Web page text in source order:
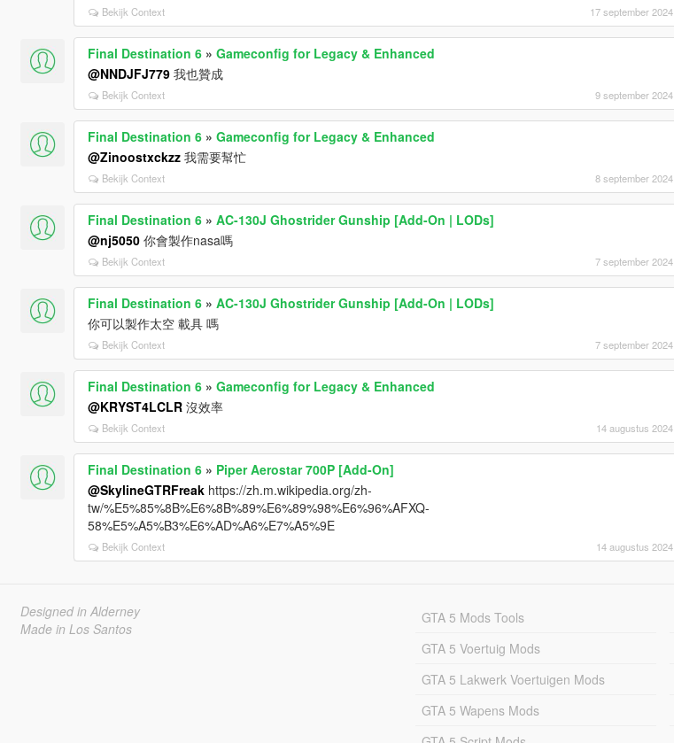
Bekijk Context 17 september 2024
Final Destination 6» Gameconfig for Legacy & Enhanced
@NNDJFJ779我也贊成
Bekijk Context 9 september 2024
Final Destination 6» Gameconfig for Legacy & Enhanced
@Zinoostxckzz我需要幫忙
Bekijk Context 8 september 2024
Final Destination 6» AC-130J Ghostrider Gunship [Add-On | LODs]
@nj5050你會製作nasa嗎
Bekijk Context 7 september 2024
Final Destination 6» AC-130J Ghostrider Gunship [Add-On | LODs]
你可以製作太空 載具 嗎
Bekijk Context 7 september 2024
Final Destination 6» Gameconfig for Legacy & Enhanced
@KRYST4LCLR沒效率
Bekijk Context 14 augustus 2024
Final Destination 6» Piper Aerostar 700P [Add-On]
@SkylineGTRFreakhttps://zh.m.wikipedia.org/zh-
tw/%E5%85%8B%E6%8B%89%E6%89%98%E6%96%AFXQ-
58%E5%A5%B3%E6%AD%A6%E7%A5%9E
Bekijk Context 14 augustus 2024
Designed in Alderney
Made in Los Santos
GTA 5 Mods Tools
GTA 5 Voertuig Mods
GTA 5 Lakwerk Voertuigen Mods
GTA 5 Wapens Mods